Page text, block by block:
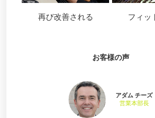
再び改善される フィッ
お客様の声
アダム チーズ
営業本部長